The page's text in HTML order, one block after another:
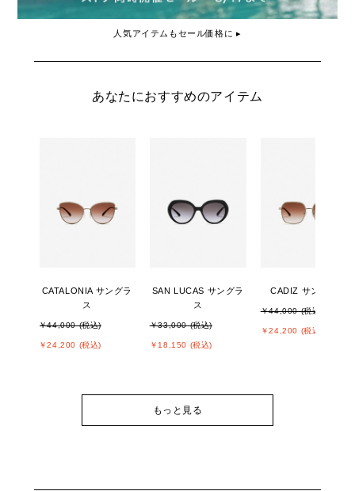
人気アイテムもセール価格に ▸
あなたにおすすめのアイテム
CATALONIA サングラ
ス
￥44,000 (税込)
￥24,200 (税込)
SAN LUCAS サングラ
ス
￥33,000 (税込)
￥18,150 (税込)
CADIZ サングラス
￥44,000 (税込)
￥24,200 (税込)
もっと見る